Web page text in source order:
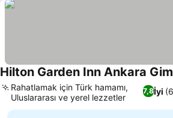
Hilton Garden Inn Ankara
7,8İyi
Rahatlamak için Türk hamamı,
Uluslararası ve yerel lezzetler